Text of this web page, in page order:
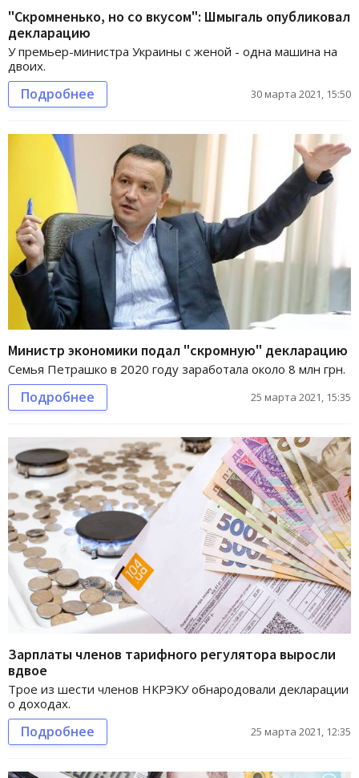
"Скромненько, но со вкусом": Шмыгаль опубликовал
декларацию
У премьер-министра Украины с женой - одна машина на
двоих.
Подробнее 30 марта 2021, 15:50
Министр экономики подал "скромную" декларацию
Семья Петрашко в 2020 году заработала около 8 млн грн.
Подробнее 25 марта 2021, 15:35
Зарплаты членов тарифного регулятора выросли
вдвое
Трое из шести членов НКРЭКУ обнародовали декларации
о доходах.
Подробнее 25 марта 2021, 12:35